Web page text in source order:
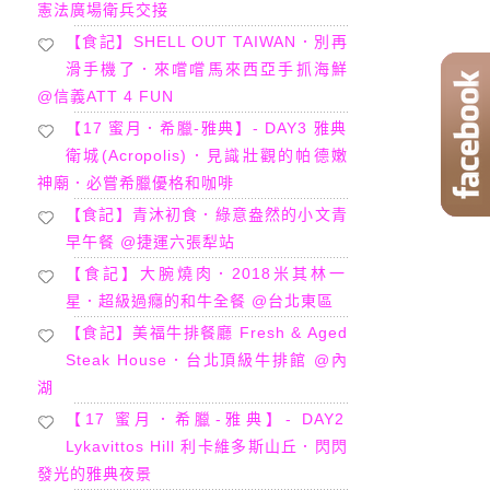
憲法廣場衛兵交接
【食記】SHELL OUT TAIWAN．別再
滑手機了．來嚐嚐馬來西亞手抓海鮮
@信義ATT 4 FUN
【17 蜜月．希臘-雅典】- DAY3 雅典
衛城(Acropolis)．見識壯觀的帕德嫩
神廟．必嘗希臘優格和咖啡
【食記】青沐初食．綠意盎然的小文青
早午餐 @捷運六張犁站
【食記】大腕燒肉．2018米其林一
星．超級過癮的和牛全餐 @台北東區
【食記】美福牛排餐廳 Fresh & Aged
Steak House．台北頂級牛排館 @內
湖
【17 蜜月．希臘-雅典】- DAY2
Lykavittos Hill 利卡維多斯山丘．閃閃
發光的雅典夜景